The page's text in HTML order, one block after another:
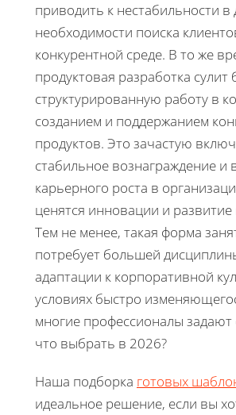
приводить к нестабильности в
необходимости поиска
конкурентной среде. В то же
продуктовая разработка сулит
структурированную работу в
созданием и поддержанием
продуктов. Это зачастую
стабильное вознаграждение и
карьерного роста в
ценятся инновации и развитие
Тем не менее, такая форма
потребует большей
адаптации к корпоративной
условиях быстро
многие профессионалы задают
что выбрать в 2026?
Наша подборка готовых
идеальное решение, если вы